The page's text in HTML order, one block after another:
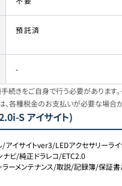
預託済
-
きをご自身で行う必要があります。
各種税金のお支払いが必要な場合が
S アイサイト)
/アイサイトver3/LEDアクセサリーライ
ナビ/純正ドラレコ/ETC2.0
ーメンテナンス/取説/記録簿/保証書